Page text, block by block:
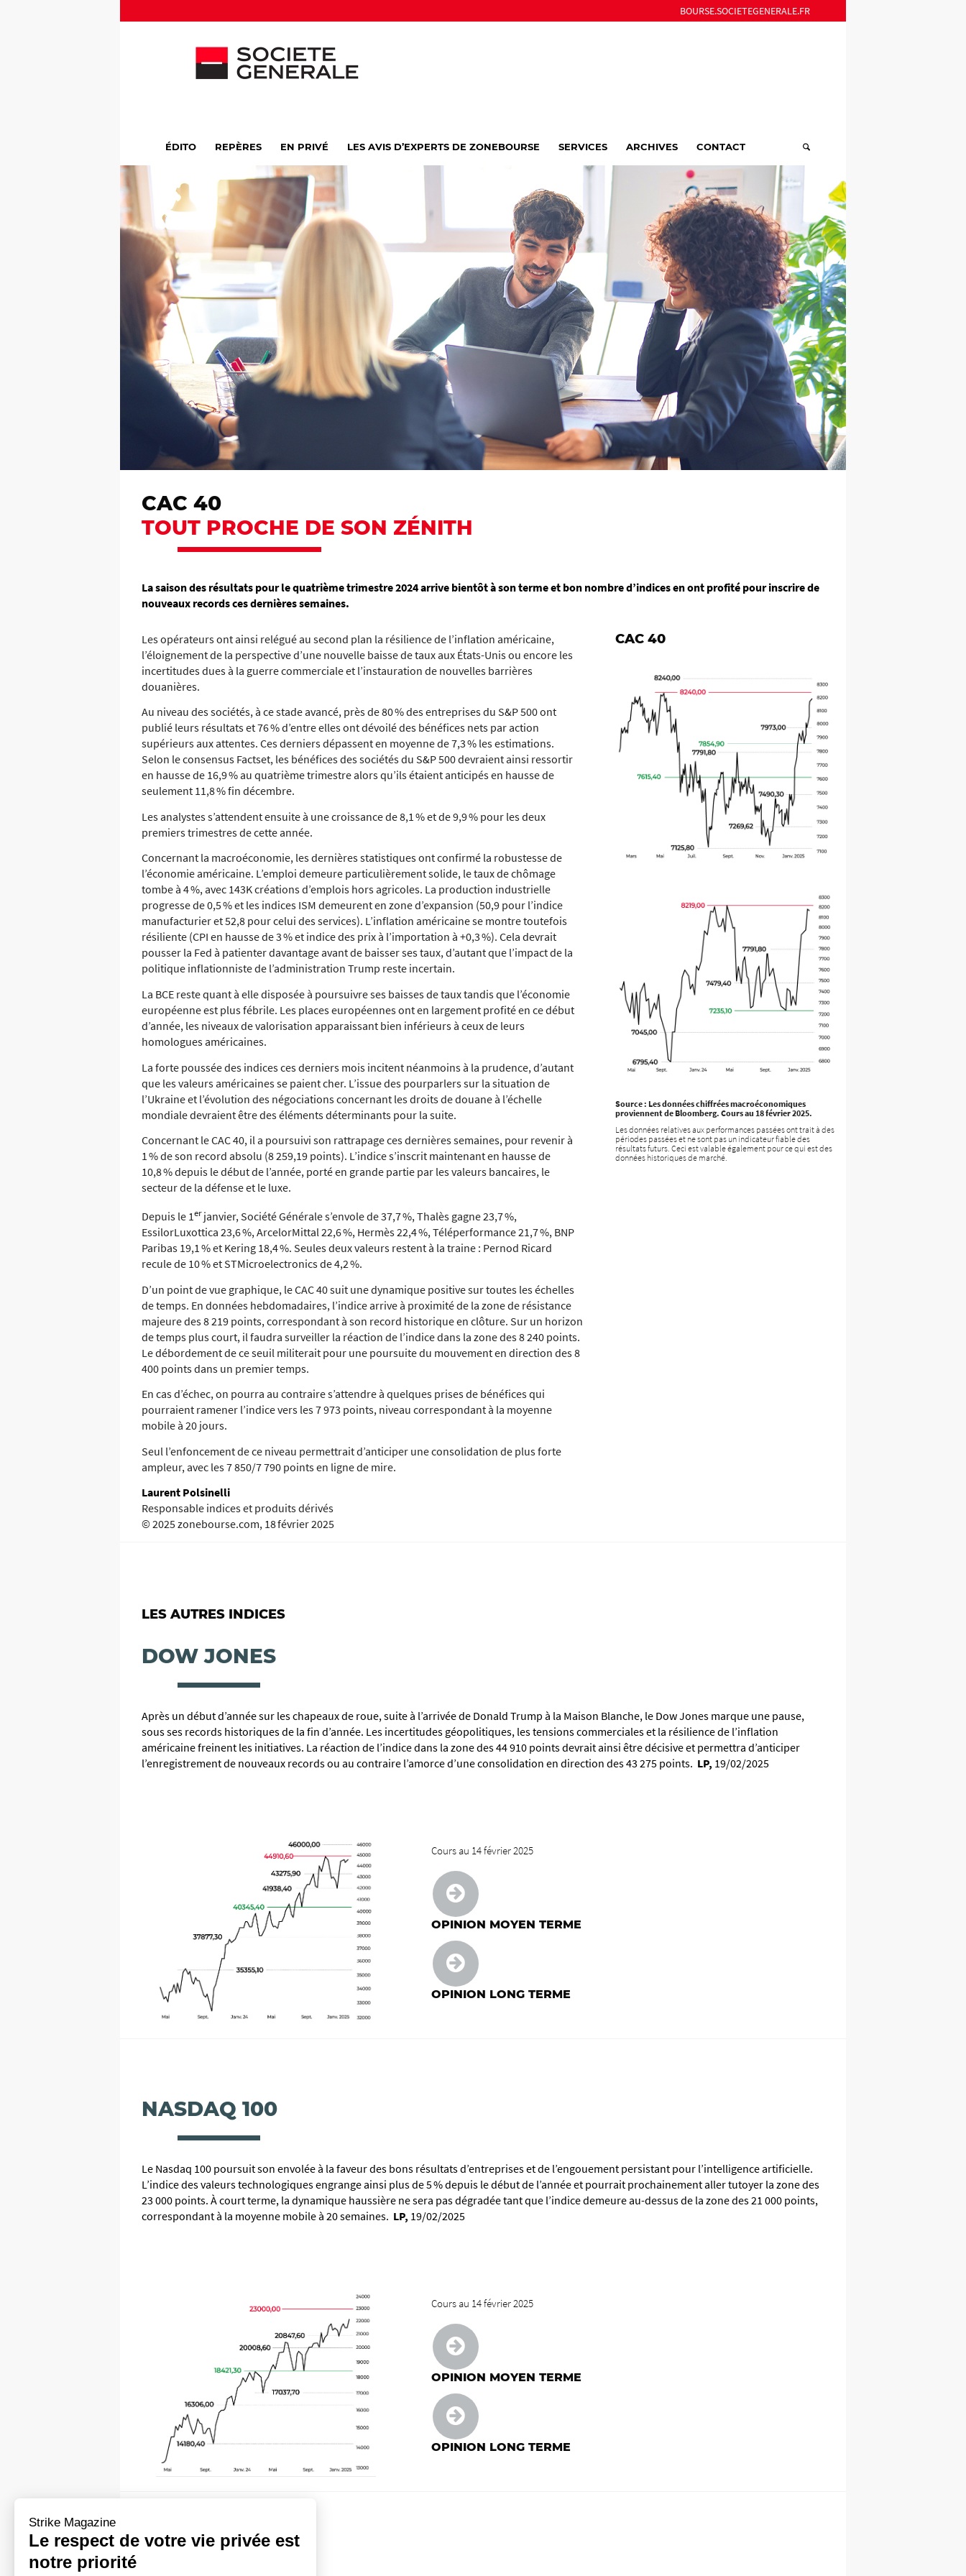
BOURSE.SOCIETEGENERALE.FR
ÉDITO REPÈRES EN PRIVÉ LES AVIS D’EXPERTS DE ZONEBOURSE SERVICES ARCHIVES CONTACT
CAC 40
TOUT PROCHE DE SON ZÉNITH
La saison des résultats pour le quatrième trimestre 2024 arrive bientôt à son terme et bon nombre d’indices en ont profité pour inscrire de
nouveaux records ces dernières semaines.
Les opérateurs ont ainsi relégué au second plan la résilience de l’inflation américaine,
l’éloignement de la perspective d’une nouvelle baisse de taux aux États-Unis ou encore les
incertitudes dues à la guerre commerciale et l’instauration de nouvelles barrières
douanières.
Au niveau des sociétés, à ce stade avancé, près de 80 % des entreprises du S&P 500 ont
publié leurs résultats et 76 % d’entre elles ont dévoilé des bénéfices nets par action
supérieurs aux attentes. Ces derniers dépassent en moyenne de 7,3 % les estimations.
Selon le consensus Factset, les bénéfices des sociétés du S&P 500 devraient ainsi ressortir
en hausse de 16,9 % au quatrième trimestre alors qu’ils étaient anticipés en hausse de
seulement 11,8 % fin décembre.
Les analystes s’attendent ensuite à une croissance de 8,1 % et de 9,9 % pour les deux
premiers trimestres de cette année.
Concernant la macroéconomie, les dernières statistiques ont confirmé la robustesse de
l’économie américaine. L’emploi demeure particulièrement solide, le taux de chômage
tombe à 4 %, avec 143K créations d’emplois hors agricoles. La production industrielle
progresse de 0,5 % et les indices ISM demeurent en zone d’expansion (50,9 pour l’indice
manufacturier et 52,8 pour celui des services). L’inflation américaine se montre toutefois
résiliente (CPI en hausse de 3 % et indice des prix à l’importation à +0,3 %). Cela devrait
pousser la Fed à patienter davantage avant de baisser ses taux, d’autant que l’impact de la
politique inflationniste de l’administration Trump reste incertain.
La BCE reste quant à elle disposée à poursuivre ses baisses de taux tandis que l’économie
européenne est plus fébrile. Les places européennes ont en largement profité en ce début
d’année, les niveaux de valorisation apparaissant bien inférieurs à ceux de leurs
homologues américaines.
La forte poussée des indices ces derniers mois incitent néanmoins à la prudence, d’autant
que les valeurs américaines se paient cher. L’issue des pourparlers sur la situation de
l’Ukraine et l’évolution des négociations concernant les droits de douane à l’échelle
mondiale devraient être des éléments déterminants pour la suite.
Concernant le CAC 40, il a poursuivi son rattrapage ces dernières semaines, pour revenir à
1 % de son record absolu (8 259,19 points). L’indice s’inscrit maintenant en hausse de
10,8 % depuis le début de l’année, porté en grande partie par les valeurs bancaires, le
secteur de la défense et le luxe.
Depuis le 1erjanvier, Société Générale s’envole de 37,7 %, Thalès gagne 23,7 %,
EssilorLuxottica 23,6 %, ArcelorMittal 22,6 %, Hermès 22,4 %, Téléperformance 21,7 %, BNP
Paribas 19,1 % et Kering 18,4 %. Seules deux valeurs restent à la traine : Pernod Ricard
recule de 10 % et STMicroelectronics de 4,2 %.
D’un point de vue graphique, le CAC 40 suit une dynamique positive sur toutes les échelles
de temps. En données hebdomadaires, l’indice arrive à proximité de la zone de résistance
majeure des 8 219 points, correspondant à son record historique en clôture. Sur un horizon
de temps plus court, il faudra surveiller la réaction de l’indice dans la zone des 8 240 points.
Le débordement de ce seuil militerait pour une poursuite du mouvement en direction des 8
400 points dans un premier temps.
En cas d’échec, on pourra au contraire s’attendre à quelques prises de bénéfices qui
pourraient ramener l’indice vers les 7 973 points, niveau correspondant à la moyenne
mobile à 20 jours.
Seul l’enfoncement de ce niveau permettrait d’anticiper une consolidation de plus forte
ampleur, avec les 7 850/7 790 points en ligne de mire.
Laurent Polsinelli
Responsable indices et produits dérivés
© 2025 zonebourse.com, 18 février 2025
CAC 40
Source : Les données chiffrées macroéconomiques
proviennent de Bloomberg. Cours au 18 février 2025.
Les données relatives aux performances passées ont trait à des
périodes passées et ne sont pas un indicateur fiable des
résultats futurs. Ceci est valable également pour ce qui est des
données historiques de marché.
LES AUTRES INDICES
DOW JONES
Après un début d’année sur les chapeaux de roue, suite à l’arrivée de Donald Trump à la Maison Blanche, le Dow Jones marque une pause,
sous ses records historiques de la fin d’année. Les incertitudes géopolitiques, les tensions commerciales et la résilience de l’inflation
américaine freinent les initiatives. La réaction de l’indice dans la zone des 44 910 points devrait ainsi être décisive et permettra d’anticiper
l’enregistrement de nouveaux records ou au contraire l’amorce d’une consolidation en direction des 43 275 points. LP, 19/02/2025
Cours au 14 février 2025
OPINION MOYEN TERME
OPINION LONG TERME
NASDAQ 100
Le Nasdaq 100 poursuit son envolée à la faveur des bons résultats d’entreprises et de l’engouement persistant pour l’intelligence artificielle.
L’indice des valeurs technologiques engrange ainsi plus de 5 % depuis le début de l’année et pourrait prochainement aller tutoyer la zone des
23 000 points. À court terme, la dynamique haussière ne sera pas dégradée tant que l’indice demeure au-dessus de la zone des 21 000 points,
correspondant à la moyenne mobile à 20 semaines. LP, 19/02/2025
Cours au 14 février 2025
OPINION MOYEN TERME
OPINION LONG TERME
Strike Magazine
Le respect de votre vie privée est
notre priorité